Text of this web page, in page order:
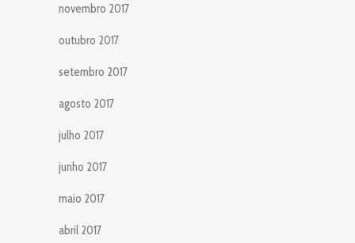
novembro 2017
outubro 2017
setembro 2017
agosto 2017
julho 2017
junho 2017
maio 2017
abril 2017